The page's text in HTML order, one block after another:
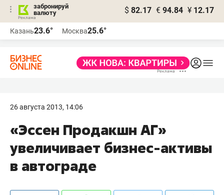
забронируй
валюту
$ 82.17 € 94.84 ¥ 12.17
Казань23.6° Москва25.6°
26 августа 2013, 14:06
«Эссен Продакшн АГ»
увеличивает бизнес-активы
в автограде